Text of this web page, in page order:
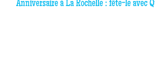
Anniversaire à La Rochelle : fête-le avec